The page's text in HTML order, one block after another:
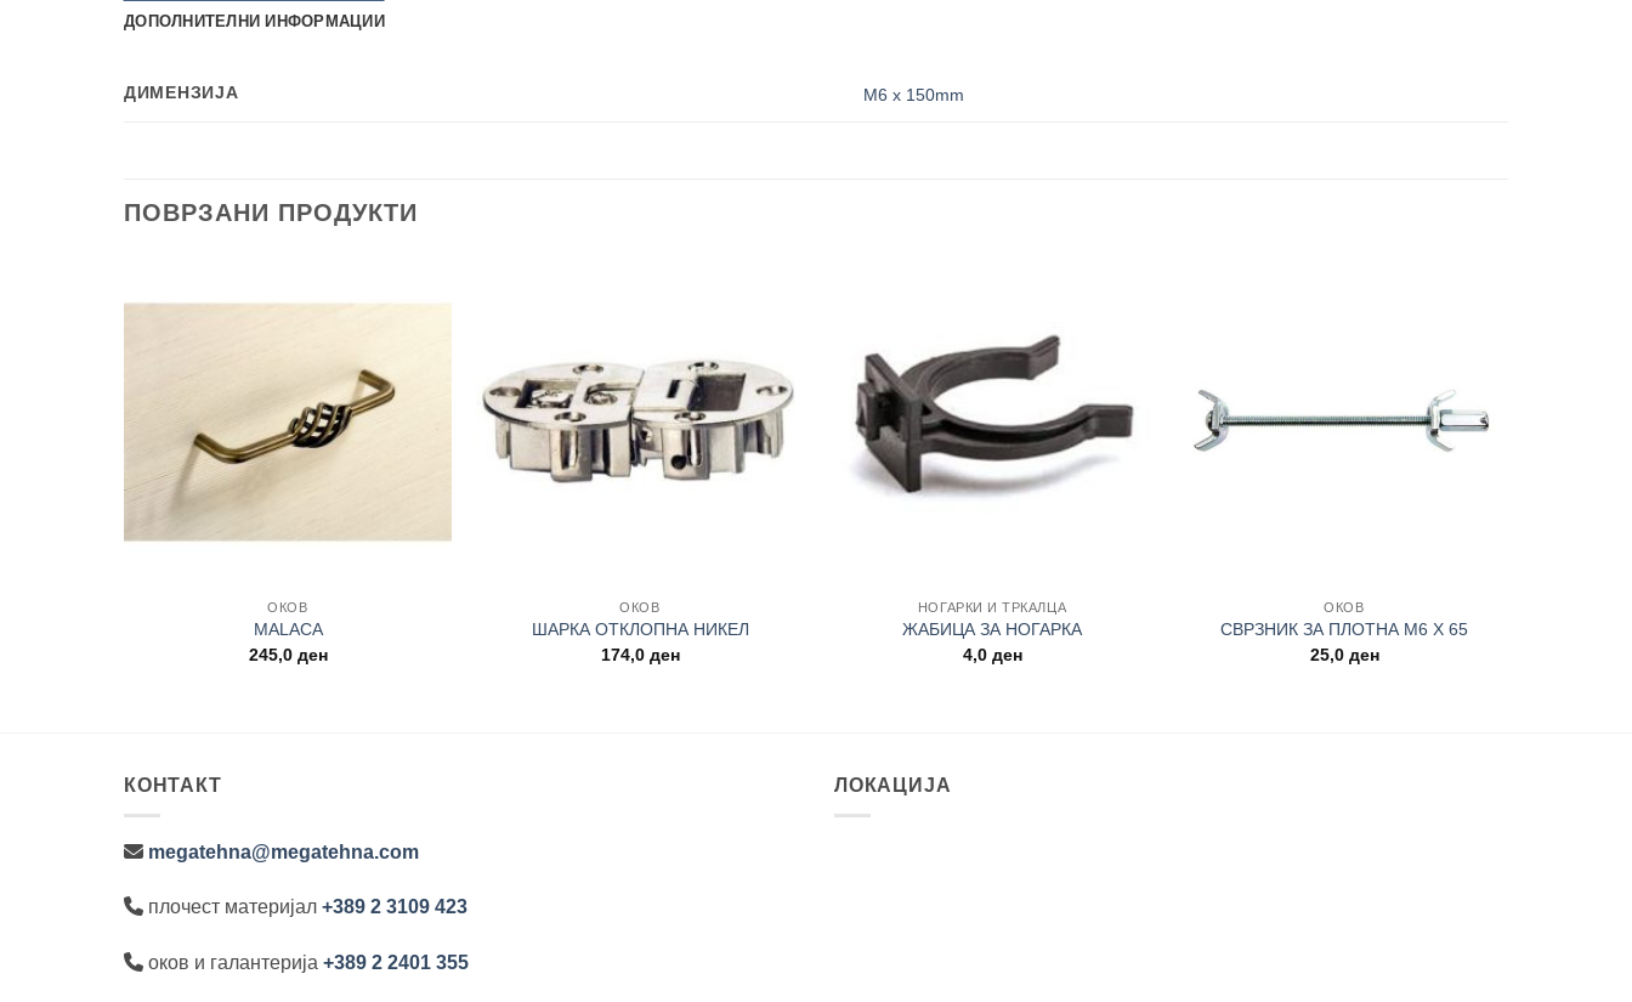
ДОПОЛНИТЕЛНИ ИНФОРМАЦИИ
ДИМЕНЗИЈА M6 x 150mm
ПОВРЗАНИ ПРОДУКТИ
ОКОВ
MALACA
245,0 ден
ОКОВ
ШАРКА ОТКЛОПНА НИКЕЛ
174,0 ден
НОГАРКИ И ТРКАЛЦА
ЖАБИЦА ЗА НОГАРКА
4,0 ден
ОКОВ
СВРЗНИК ЗА ПЛОТНА М6 Х 65
25,0 ден
КОНТАКТ
megatehna@megatehna.com
плочест материјал +389 2 3109 423
оков и галантерија +389 2 2401 355
ЛОКАЦИЈА